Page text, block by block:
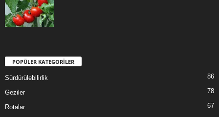
POPÜLER KATEGORİLER
Sürdürülebilirlik 86
Geziler 78
Rotalar
67